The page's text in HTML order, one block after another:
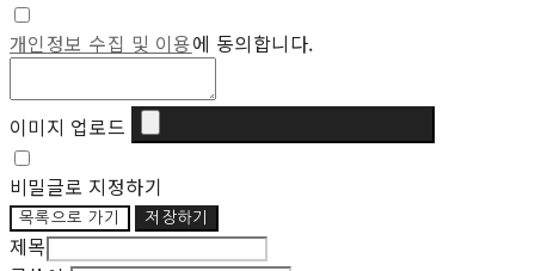
개인정보 수집 및 이용에 동의합니다.
이미지 업로드
비밀글로 지정하기
목록으로 가기 저장하기
제목